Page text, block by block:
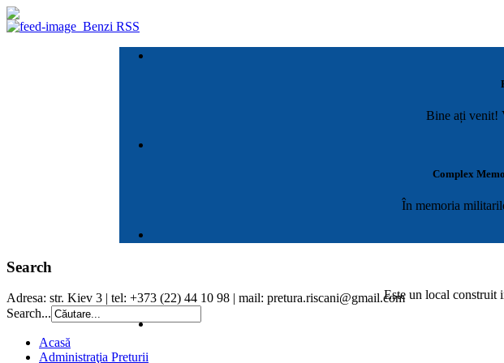
Benzi RSS
Bine ați venit!
Complex
În memoria
Este un local construit
Search
Adresa: str. Kiev 3 | tel: +373 (22) 44 10 98 | mail: pretura.riscani@gmail.com
Search...
Acasă
Administraţia Preturii